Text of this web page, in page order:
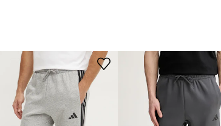
Виробник